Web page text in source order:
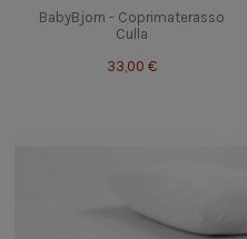
BabyBjorn - Coprimaterasso
Culla
33,00 €